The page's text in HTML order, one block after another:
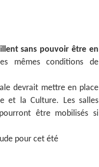
sans pouvoir être en
mêmes conditions de
devrait mettre en place
et la Culture. Les salles
être mobilisés si
pour cet été